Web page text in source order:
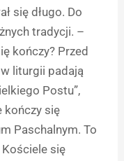
się długo. Do
tradycji. –
kończy? Przed
liturgii padają
Postu”,
kończy się
Paschalnym. To
się